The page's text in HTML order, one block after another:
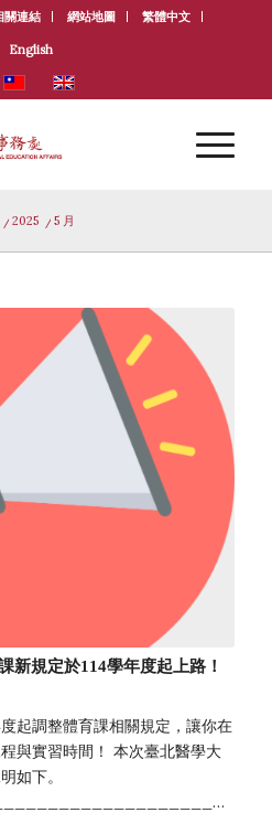
關連結 網站地圖 繁體中文
English
/ 2025 / 5 月
新規定於114學年度起上路！
起調整體育課相關規定，讓你在
與實習時間！ 本次臺北醫學大
如下。